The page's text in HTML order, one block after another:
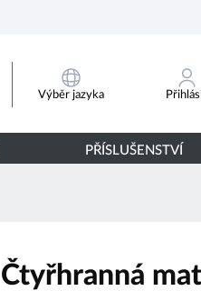
Výběr jazyka
PŘÍSLUŠENSTVÍ
Čtyřhranná